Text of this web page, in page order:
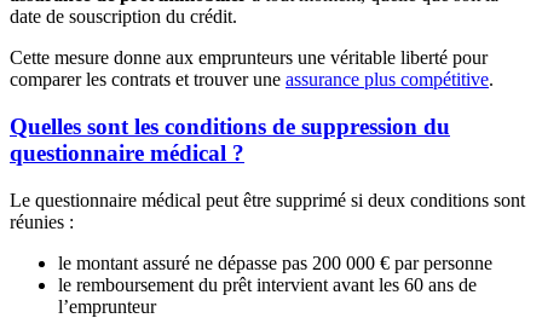
date de souscription du crédit.
Cette mesure donne aux emprunteurs une véritable liberté pour
comparer les contrats et trouver une assurance plus compétitive.
Quelles sont les conditions de suppression du
questionnaire médical ?
Le questionnaire médical peut être supprimé si deux conditions sont
réunies :
le montant assuré ne dépasse pas 200 000 € par personne
le remboursement du prêt intervient avant les 60 ans de
l’emprunteur